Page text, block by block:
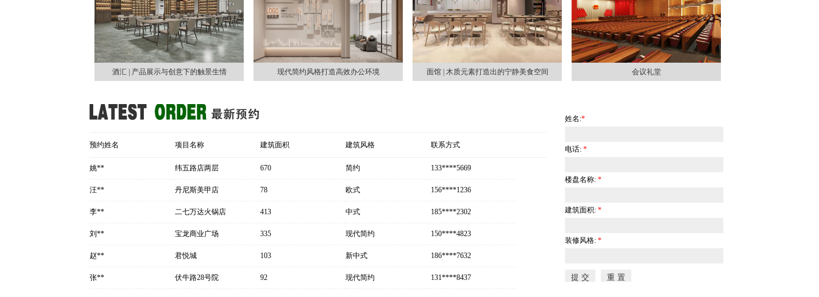
酒汇 | 产品展示与创意下的触景生情 现代简约风格打造高效办公环境 面馆 | 木质元素打造出的宁静美食空间 会议礼堂
预约姓名 项目名称 建筑面积 建筑风格 联系方式
姚** 纬五路店两层 670 简约 133****5669
汪** 丹尼斯美甲店 78 欧式 156****1236
李** 二七万达火锅店 413 中式 185****2302
刘** 宝龙商业广场 335 现代简约 150****4823
赵** 君悦城 103 新中式 186****7632
张** 伏牛路28号院 92 现代简约 131****8437
姓名:*
电话: *
楼盘名称: *
建筑面积: *
装修风格: *